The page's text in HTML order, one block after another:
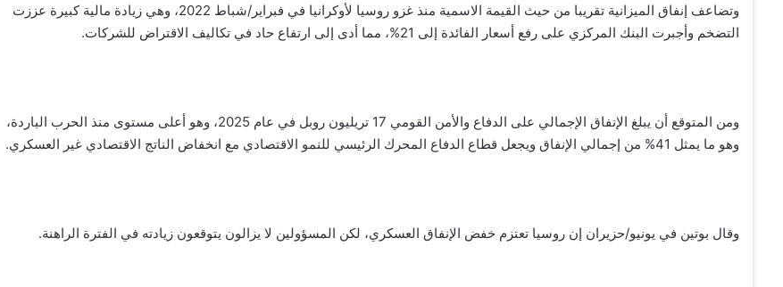
وتضاعف إنفاق الميزانية تقريبا من حيث القيمة الاسمية منذ غزو روسيا لأوكرانيا في فبراير/شباط 2022، وهي زيادة مالية كبيرة عززت
التضخم وأجبرت البنك المركزي على رفع أسعار الفائدة إلى 21%، مما أدى إلى ارتفاع حاد في تكاليف الاقتراض للشركات.
ومن المتوقع أن يبلغ الإنفاق الإجمالي على الدفاع والأمن القومي 17 تريليون روبل في عام 2025، وهو أعلى مستوى منذ الحرب الباردة،
وهو ما يمثل 41% من إجمالي الإنفاق ويجعل قطاع الدفاع المحرك الرئيسي للنمو الاقتصادي مع انخفاض الناتج الاقتصادي غير العسكري.
وقال بوتين في يونيو/حزيران إن روسيا تعتزم خفض الإنفاق العسكري، لكن المسؤولين لا يزالون يتوقعون زيادته في الفترة الراهنة.